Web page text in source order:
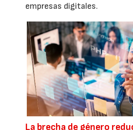
empresas digitales.
La brecha de género